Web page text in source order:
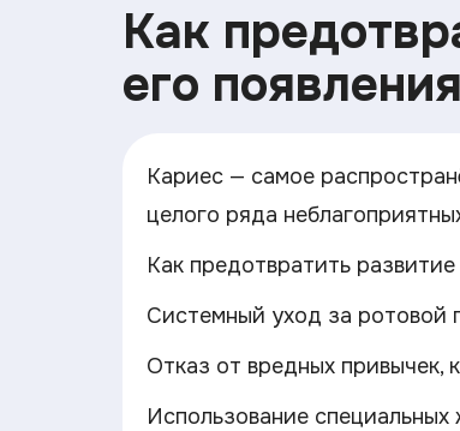
Как
его
Кариес — самое
целого ряда
Как предотвратить
Системный уход за ротовой
Отказ от вредных привычек,
Использование